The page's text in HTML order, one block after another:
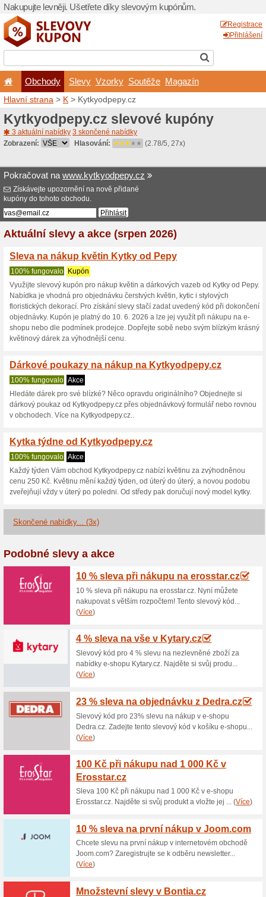
Nakupujte levněji.
Obchody
Hlavní strana>K>
3 aktuální nabídky 3
Zobrazení:
Pokračovat na
Získávejte upozornění na
kupóny do tohoto obchodu.
Aktuální slevy a
Sleva na nákup
100% fungovalo
Využijte slevový kupón pro
Nabídka je vhodná pro
floristických dekorací. Pro
objednávky. Kupón je platný
shopu nebo dle podmínek
květinový dárek za